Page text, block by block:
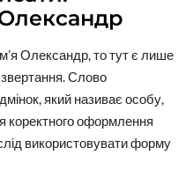
Олександр, то тут є лише
Слово
який називає особу,
коректного оформлення
використовувати форму